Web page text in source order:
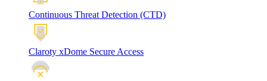
Continuous Threat Detection (CTD)
Claroty xDome Secure Access